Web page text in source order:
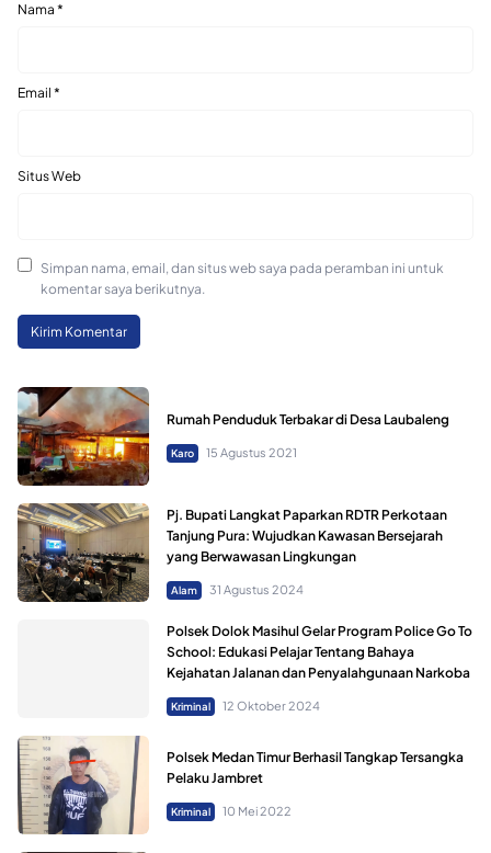
Nama *
Email *
Situs Web
Simpan nama, email, dan situs web saya pada peramban ini untuk
komentar saya berikutnya.
Rumah Penduduk Terbakar di Desa Laubaleng
Karo 15 Agustus 2021
Pj. Bupati Langkat Paparkan RDTR Perkotaan
Tanjung Pura: Wujudkan Kawasan Bersejarah
yang Berwawasan Lingkungan
Alam 31 Agustus 2024
Polsek Dolok Masihul Gelar Program Police Go To
School: Edukasi Pelajar Tentang Bahaya
Kejahatan Jalanan dan Penyalahgunaan Narkoba
Kriminal 12 Oktober 2024
Polsek Medan Timur Berhasil Tangkap Tersangka
Pelaku Jambret
Kriminal 10 Mei 2022